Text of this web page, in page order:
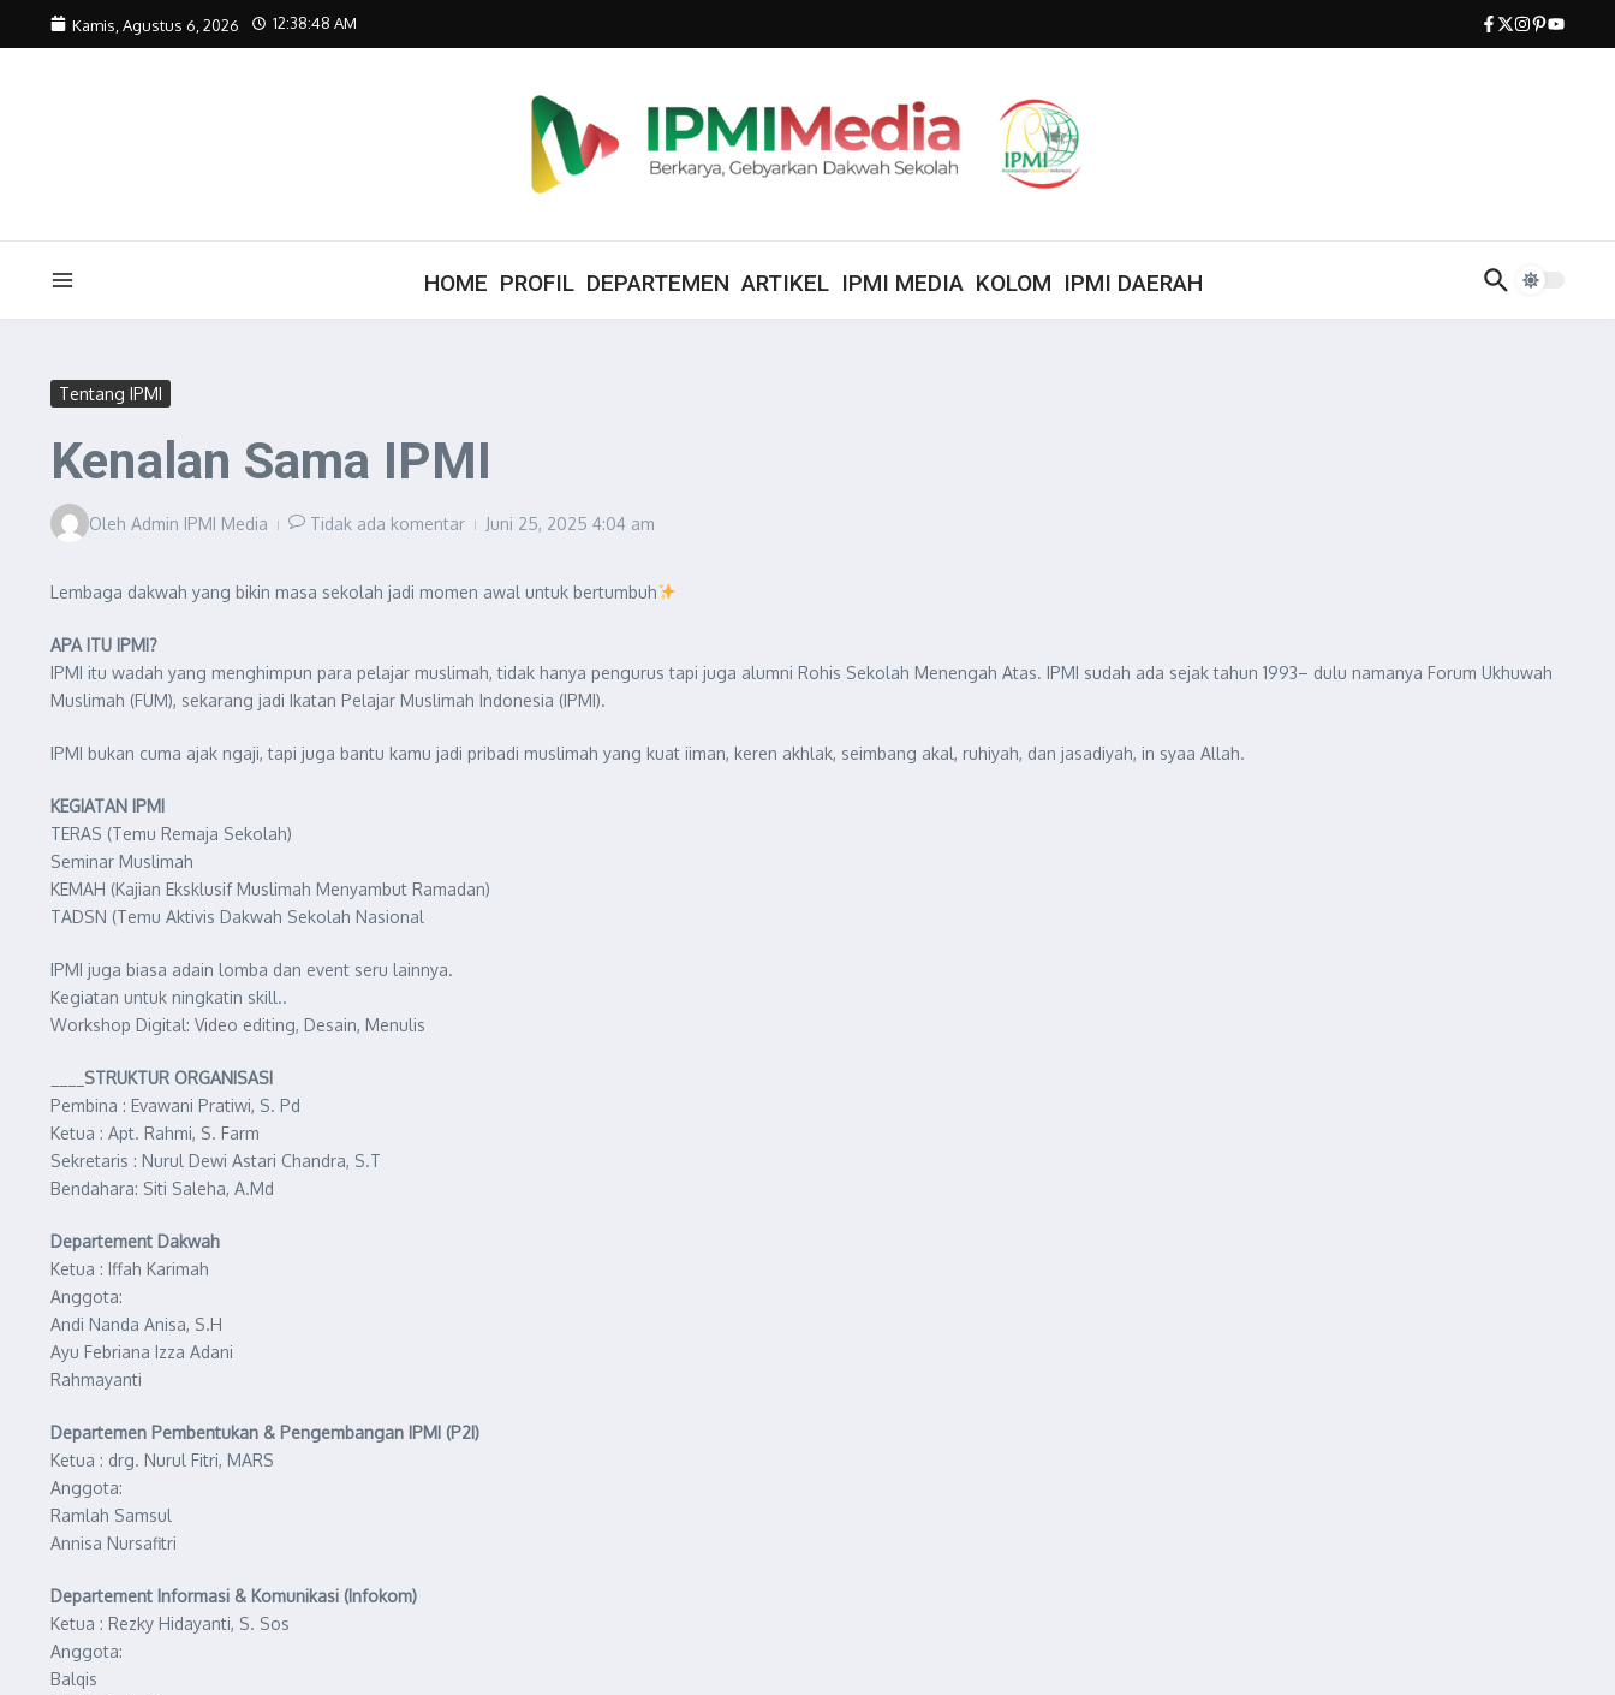
Lewati ke konten
Kamis, Agustus 6, 2026 12:38:49 AM
HOME PROFIL DEPARTEMEN ARTIKEL IPMI MEDIA KOLOM IPMI DAERAH
Tentang IPMI
Kenalan Sama IPMI
Oleh Admin IPMI Media Tidak ada komentar Juni 25, 2025 4:04 am
Lembaga dakwah yang bikin masa sekolah jadi momen awal untuk bertumbuh
APA ITU IPMI?
IPMI itu wadah yang menghimpun para pelajar muslimah, tidak hanya pengurus tapi juga alumni Rohis Sekolah Menengah Atas. IPMI sudah ada sejak tahun 1993– dulu namanya Forum Ukhuwah
Muslimah (FUM), sekarang jadi Ikatan Pelajar Muslimah Indonesia (IPMI).
IPMI bukan cuma ajak ngaji, tapi juga bantu kamu jadi pribadi muslimah yang kuat iiman, keren akhlak, seimbang akal, ruhiyah, dan jasadiyah, in syaa Allah.
KEGIATAN IPMI
TERAS (Temu Remaja Sekolah)
Seminar Muslimah
KEMAH (Kajian Eksklusif Muslimah Menyambut Ramadan)
TADSN (Temu Aktivis Dakwah Sekolah Nasional
IPMI juga biasa adain lomba dan event seru lainnya.
Kegiatan untuk ningkatin skill..
Workshop Digital: Video editing, Desain, Menulis
STRUKTUR ORGANISASI
Pembina : Evawani Pratiwi, S. Pd
Ketua : Apt. Rahmi, S. Farm
Sekretaris : Nurul Dewi Astari Chandra, S.T
Bendahara: Siti Saleha, A.Md
Departement Dakwah
Ketua : Iffah Karimah
Anggota:
Andi Nanda Anisa, S.H
Ayu Febriana Izza Adani
Rahmayanti
Departemen Pembentukan & Pengembangan IPMI (P2I)
Ketua : drg. Nurul Fitri, MARS
Anggota:
Ramlah Samsul
Annisa Nursafitri
Departement Informasi & Komunikasi (Infokom)
Ketua : Rezky Hidayanti, S. Sos
Anggota:
Balqis